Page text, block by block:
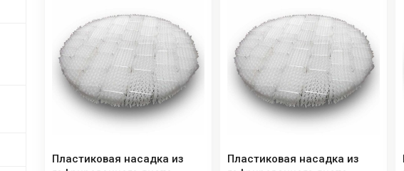
Пластиковая насадка из
Пластиковая насадка из